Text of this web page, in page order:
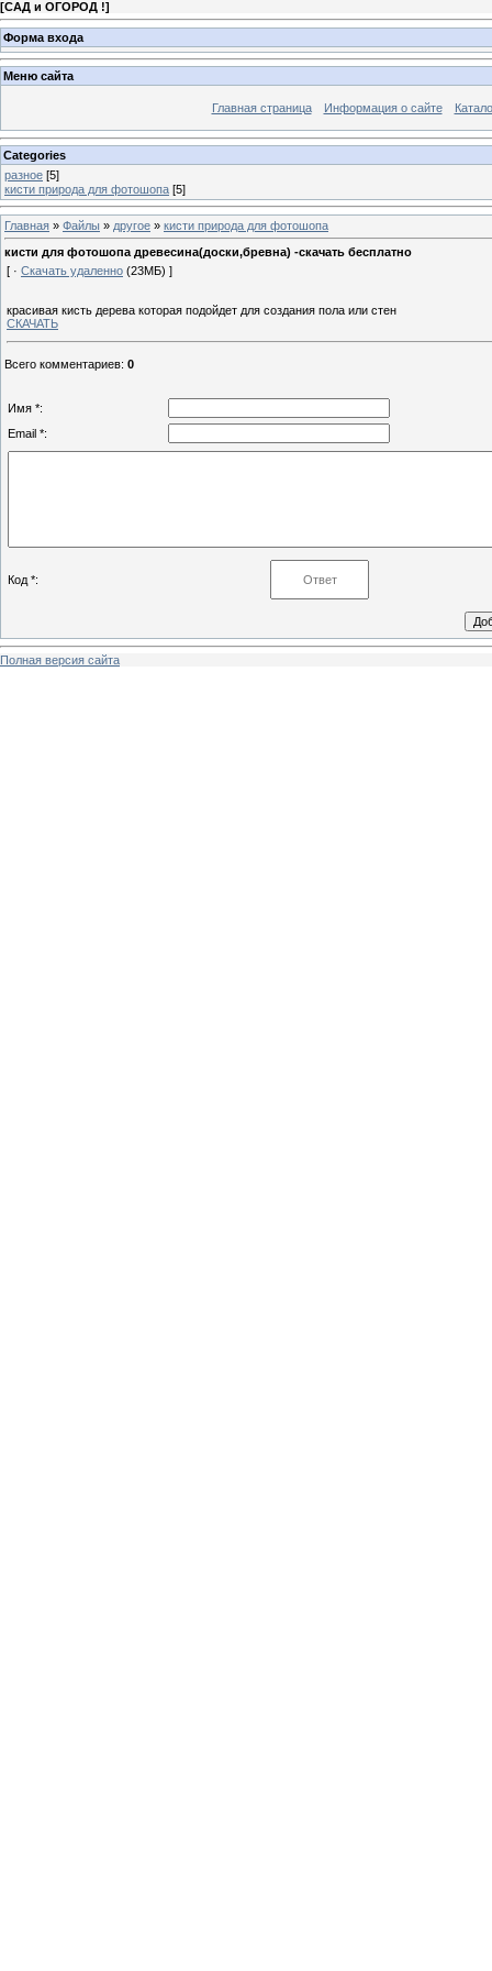
[САД и ОГОРОД !]
Форма входа
Меню сайта
Главная страница Информация о сайте
Categories
разное [5]
кисти природа для фотошопа [5]
Главная » Файлы » другое » кисти природа для фотошопа
кисти для фотошопа древесина(доски,бревна) -скачать бесплатно
[ · Скачать удаленно (23МБ) ]
красивая кисть дерева которая подойдет для создания пола или стен
СКАЧАТЬ
Всего комментариев: 0
Имя *:
Email *:
Код *:
Полная версия сайта